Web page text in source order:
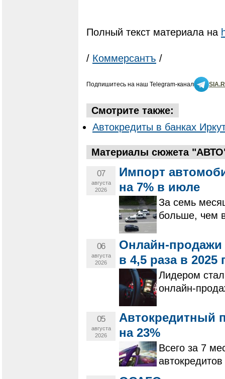
Полный текст материала на
/ Коммерсантъ /
Подпишитесь на наш Telegram-канал
Смотрите также:
Автокредиты в банках
Материалы сюжета
07
августа
2026
Импорт
на 7% в июле
За семь
больше, чем
06
августа
2026
Онлайн-
в 4,5 раза в 2025
Лидером
онлайн-
05
августа
2026
Автокредитный
на 23%
Всего за 7